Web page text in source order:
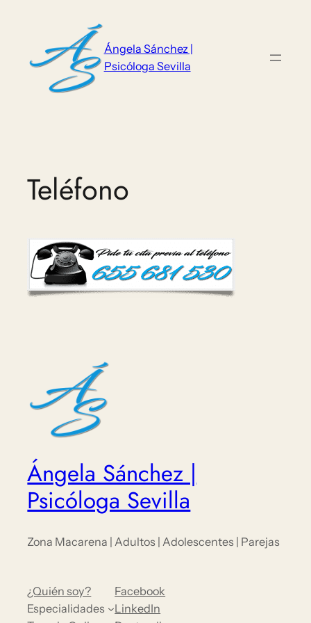
contenido
Ángela Sánchez |
Psicóloga Sevilla
Teléfono
Ángela Sánchez |
Psicóloga Sevilla
Zona Macarena | Adultos | Adolescentes | Parejas
¿Quién soy?
Especialidades
Facebook
LinkedIn